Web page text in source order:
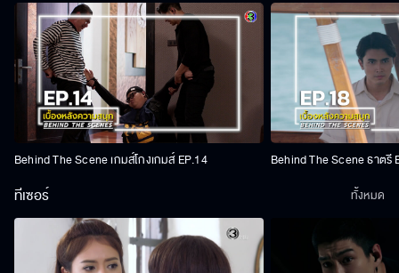
Behind The Scene เกมส์โกงเกมส์ EP.14 Behind The Scene ธาตรี
ทีเซอร์ ทั้งหมด